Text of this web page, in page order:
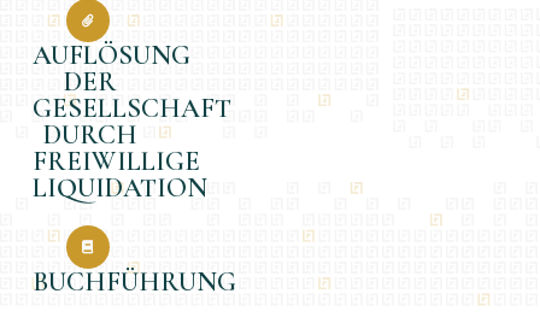
AUFLÖSUNG
DER
GESELLSCHAFT
DURCH
FREIWILLIGE
LIQUIDATION
BUCHFÜHRUNG